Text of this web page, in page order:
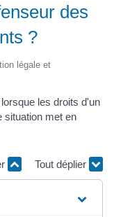
des
?
légale et
les droits d'un
situation met en
Tout déplier